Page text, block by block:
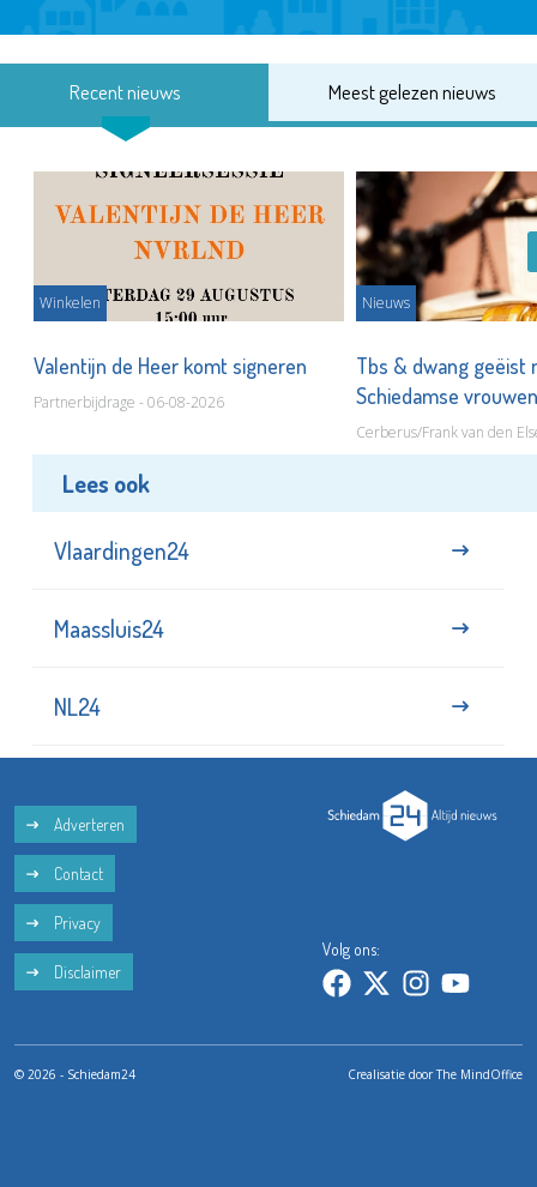
Recent nieuws Meest gelezen nieuws
Winkelen
Valentijn de Heer komt signeren
Partnerbijdrage - 06-08-2026
Nieuws
Tbs & dwang geëist
Schiedamse
Cerberus/Frank van den
Lees ook
Vlaardingen24
Maassluis24
NL24
Adverteren
Contact
Privacy
Disclaimer
Volg ons:
© 2026 - Schiedam24 Crealisatie doorThe MindOffice